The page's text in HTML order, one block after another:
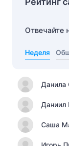
Отвечайте
Неделя
Данила
Даниил
Саша